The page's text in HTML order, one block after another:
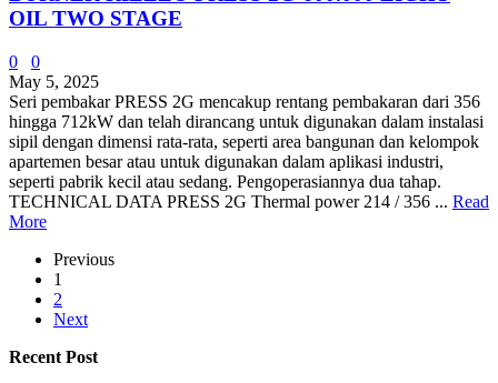
OIL TWO STAGE
0
0
May 5, 2025
Seri pembakar PRESS 2G mencakup rentang pembakaran dari 356
hingga 712kW dan telah dirancang untuk digunakan dalam instalasi
sipil dengan dimensi rata-rata, seperti area bangunan dan kelompok
apartemen besar atau untuk digunakan dalam aplikasi industri,
seperti pabrik kecil atau sedang. Pengoperasiannya dua tahap.
TECHNICAL DATA PRESS 2G Thermal power 214 / 356 ... Read
More
Previous
1
2
Next
Recent Post